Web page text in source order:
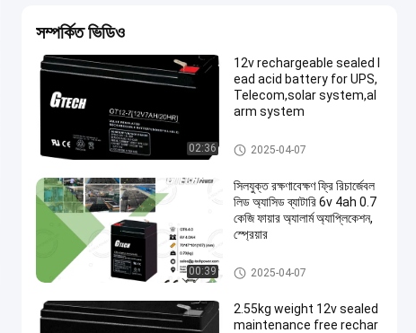
সম্পর্কিত ভিডিও
02:36
12v rechargeable sealed l
ead acid battery for UPS,
Telecom,solar system,al
arm system
ভিআরএলএ নিয়ন্ত্রিত লিড অ্যাসিড ব্যাটারি
2025-04-07
00:39
সিলযুক্ত রক্ষণাবেক্ষণ ফ্রি রিচার্জেবল
লিড অ্যাসিড ব্যাটারি 6v 4ah 0.7
কেজি ফায়ার অ্যালার্ম অ্যাপ্লিকেশন,
স্প্রেয়ার
ভিআরএলএ নিয়ন্ত্রিত লিড অ্যাসিড ব্যাটারি
2025-04-07
2.55kg weight 12v sealed
maintenance free rechar